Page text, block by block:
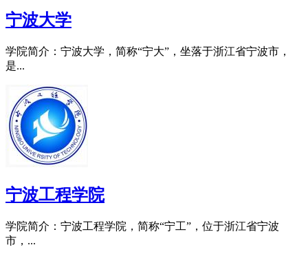
宁波大学
学院简介：宁波大学，简称“宁大”，坐落于浙江省宁波市，
是...
宁波工程学院
学院简介：宁波工程学院，简称“宁工”，位于浙江省宁波
市，...